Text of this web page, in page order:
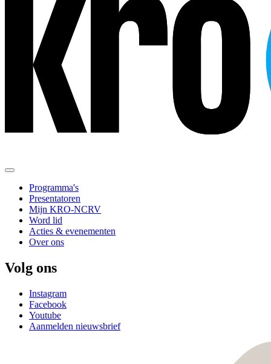
Programma's
Presentatoren
Mijn KRO-NCRV
Word lid
Acties & evenementen
Over ons
Volg ons
Instagram
Facebook
Youtube
Aanmelden nieuwsbrief